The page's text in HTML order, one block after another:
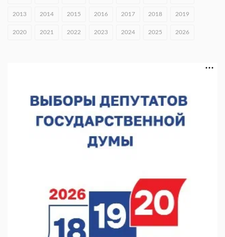
06.08.2026 15:26
Видели ночь, бежали всю ночь... На Нижневолжской
набережной прошел необычный забег
Нижегородские хирурги выполнили трансоральную
операцию на щитовидной железе
06.08.2026 15:03
2013 2014 2015 2016 2017 2018 2019
2020 2021 2022 2023 2024 2025 2026